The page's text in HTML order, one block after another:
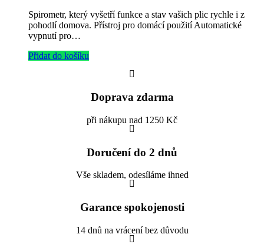
Spirometr, který vyšetří funkce a stav vašich plic rychle i z
pohodlí domova. Přístroj pro domácí použití Automatické
vypnutí pro…
Přidat do košíku
Doprava zdarma
při nákupu nad 1250 Kč
Doručení do 2 dnů
Vše skladem, odesíláme ihned
Garance spokojenosti
14 dnů na vrácení bez důvodu